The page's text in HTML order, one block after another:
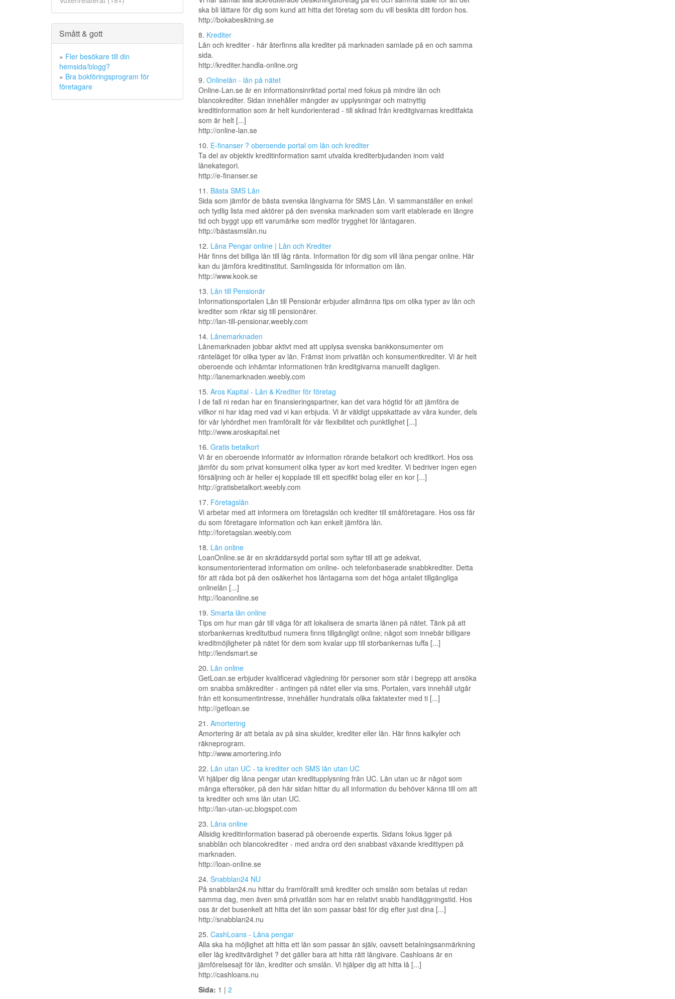
Smått & gott
» Fler besökare till din
hemsida/blogg?
» Bra bokföringsprogram för
företagare
ska bli lättare för dig som kund att hitta det företag som du vill besikta ditt fordon hos.
http://bokabesiktning.se
8. Krediter
Lån och krediter - här återfinns alla krediter på marknaden samlade på en och samma
sida.
http://krediter.handla-online.org
9. Onlinelån - lån på nätet
Online-Lan.se är en informationsinriktad portal med fokus på mindre lån och
blancokrediter. Sidan innehåller mängder av upplysningar och matnyttig
kreditinformation som är helt kundorienterad - till skilnad från kreditgivarnas kreditfakta
som är helt [...]
http://online-lan.se
10. E-finanser ? oberoende portal om lån och krediter
Ta del av objektiv kreditinformation samt utvalda krediterbjudanden inom vald
lånekategori.
http://e-finanser.se
11. Bästa SMS Lån
Sida som jämför de bästa svenska långivarna för SMS Lån. Vi sammanställer en enkel
och tydlig lista med aktörer på den svenska marknaden som varit etablerade en längre
tid och byggt upp ett varumärke som medför trygghet för låntagaren.
http://bästasmslån.nu
12. Låna Pengar online | Lån och Krediter
Här finns det billiga lån till låg ränta. Information för dig som vill låna pengar online. Här
kan du jämföra kreditinstitut. Samlingssida för information om lån.
http://www.kook.se
13. Lån till Pensionär
Informationsportalen Lån till Pensionär erbjuder allmänna tips om olika typer av lån och
krediter som riktar sig till pensionärer.
http://lan-till-pensionar.weebly.com
14. Lånemarknaden
Lånemarknaden jobbar aktivt med att upplysa svenska bankkonsumenter om
ränteläget för olika typer av lån. Främst inom privatlån och konsumentkrediter. Vi är helt
oberoende och inhämtar informationen från kreditgivarna manuellt dagligen.
http://lanemarknaden.weebly.com
15. Aros Kapital - Lån & Krediter för företag
I de fall ni redan har en finansieringspartner, kan det vara högtid för att jämföra de
villkor ni har idag med vad vi kan erbjuda. Vi är väldigt uppskattade av våra kunder, dels
för vår lyhördhet men framförallt för vår flexibilitet och punktlighet [...]
http://www.aroskapital.net
16. Gratis betalkort
Vi är en oberoende informatör av information rörande betalkort och kreditkort. Hos oss
jämför du som privat konsument olika typer av kort med krediter. Vi bedriver ingen egen
försäljning och är heller ej kopplade till ett specifikt bolag eller en kor [...]
http://gratisbetalkort.weebly.com
17. Företagslån
Vi arbetar med att informera om företagslån och krediter till småföretagare. Hos oss får
du som företagare information och kan enkelt jämföra lån.
http://foretagslan.weebly.com
18. Lån online
LoanOnline.se är en skräddarsydd portal som syftar till att ge adekvat,
konsumentorienterad information om online- och telefonbaserade snabbkrediter. Detta
för att råda bot på den osäkerhet hos låntagarna som det höga antalet tillgängliga
onlinelån [...]
http://loanonline.se
19. Smarta lån online
Tips om hur man går till väga för att lokalisera de smarta lånen på nätet. Tänk på att
storbankernas kreditutbud numera finns tillgängligt online; något som innebär billigare
kreditmöjligheter på nätet för dem som kvalar upp till storbankernas tuffa [...]
http://lendsmart.se
20. Lån online
GetLoan.se erbjuder kvalificerad vägledning för personer som står i begrepp att ansöka
om snabba småkrediter - antingen på nätet eller via sms. Portalen, vars innehåll utgår
från ett konsumentintresse, innehåller hundratals olika faktatexter med ti [...]
http://getloan.se
21. Amortering
Amortering är att betala av på sina skulder, krediter eller lån. Här finns kalkyler och
räkneprogram.
http://www.amortering.info
22. Lån utan UC - ta krediter och SMS lån utan UC
Vi hjälper dig låna pengar utan kreditupplysning från UC. Lån utan uc är något som
många eftersöker, på den här sidan hittar du all information du behöver känna till om att
ta krediter och sms lån utan UC.
http://lan-utan-uc.blogspot.com
23. Låna online
Allsidig kreditinformation baserad på oberoende expertis. Sidans fokus ligger på
snabblån och blancokrediter - med andra ord den snabbast växande kredittypen på
marknaden.
http://loan-online.se
24. Snabblan24 NU
På snabblan24.nu hittar du framförallt små krediter och smslån som betalas ut redan
samma dag, men även små privatlån som har en relativt snabb handläggningstid. Hos
oss är det busenkelt att hitta det lån som passar bäst för dig efter just dina [...]
http://snabblan24.nu
25. CashLoans - Låna pengar
Alla ska ha möjlighet att hitta ett lån som passar än själv, oavsett betalningsanmärkning
eller låg kreditvärdighet ? det gäller bara att hitta rätt långivare. Cashloans är en
jämförelsesajt för lån, krediter och smslån. Vi hjälper dig att hitta lå [...]
http://cashloans.nu
Sida: 1 | 2